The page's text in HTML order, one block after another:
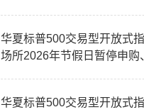
华夏标普500交易型开放式
场所2026年节假日暂停申购
华夏标普500交易型开放式